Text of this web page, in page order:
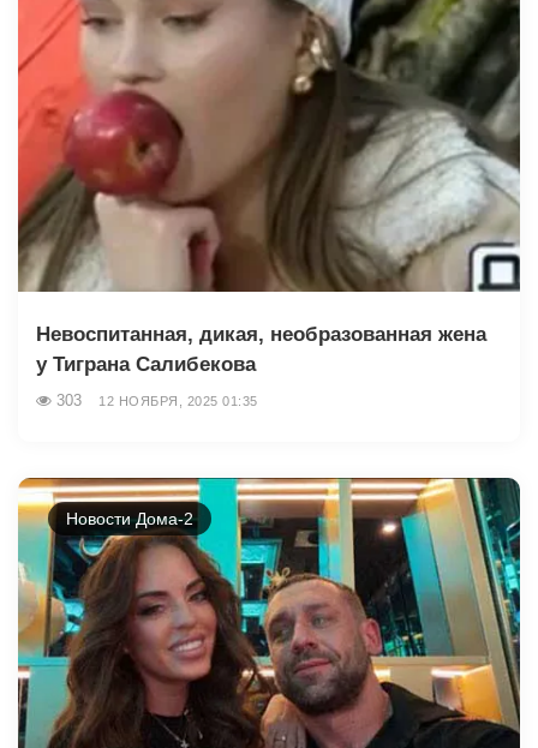
Невоспитанная, дикая, необразованная жена
у Тиграна Салибекова
303 12 НОЯБРЯ, 2025 01:35
Новости Дома-2